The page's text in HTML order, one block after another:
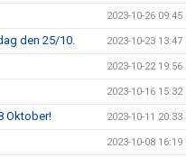
2023-10-26 09:45
den 25/10. 2023-10-23 13:47
2023-10-22 19:56
2023-10-16 15:32
Oktober! 2023-10-11 20:33
2023-10-08 16:19